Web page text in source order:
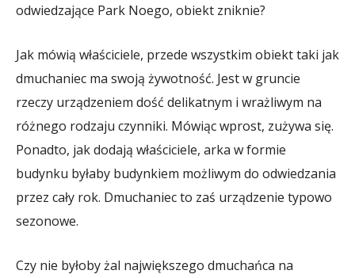
odwiedzające Park Noego, obiekt zniknie?
Jak mówią właściciele, przede wszystkim obiekt taki jak
dmuchaniec ma swoją żywotność. Jest w gruncie
rzeczy urządzeniem dość delikatnym i wrażliwym na
różnego rodzaju czynniki. Mówiąc wprost, zużywa się.
Ponadto, jak dodają właściciele, arka w formie
budynku byłaby budynkiem możliwym do odwiedzania
przez cały rok. Dmuchaniec to zaś urządzenie typowo
sezonowe.
Czy nie byłoby żal największego dmuchańca na